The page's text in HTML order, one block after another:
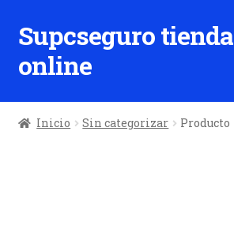
Ir
a
la
Ir
al
contenido
Supcseguro tienda
online
Inicio Sin categorizar Producto